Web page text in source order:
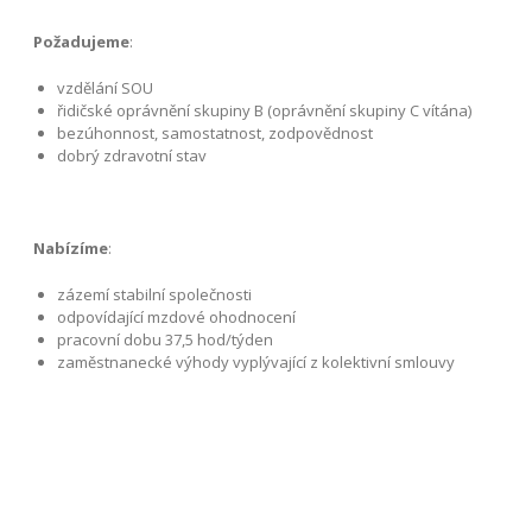
Požadujeme:
vzdělání SOU
řidičské oprávnění skupiny B (oprávnění skupiny C vítána)
bezúhonnost, samostatnost, zodpovědnost
dobrý zdravotní stav
Nabízíme:
zázemí stabilní společnosti
odpovídající mzdové ohodnocení
pracovní dobu 37,5 hod/týden
zaměstnanecké výhody vyplývající z kolektivní smlouvy